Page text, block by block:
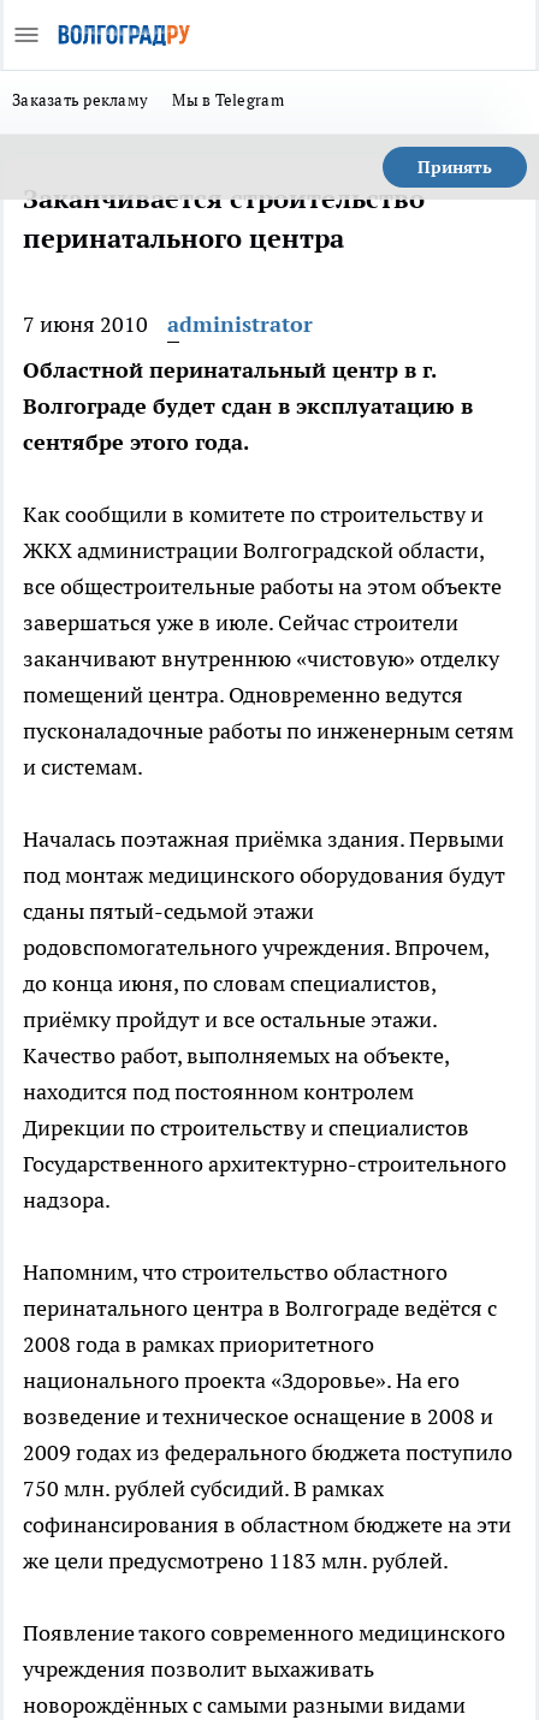
Заказать рекламу Мы в Telegram
Принять
Заканчивается строительство
перинатального центра
7 июня 2010
administrator
Областной перинатальный центр в г.
Волгограде будет сдан в эксплуатацию в
сентябре этого года.
Как сообщили в комитете по строительству и
ЖКХ администрации Волгоградской области,
все общестроительные работы на этом объекте
завершаться уже в июле. Сейчас строители
заканчивают внутреннюю «чистовую» отделку
помещений центра. Одновременно ведутся
пусконаладочные работы по инженерным сетям
и системам.
Началась поэтажная приёмка здания. Первыми
под монтаж медицинского оборудования будут
сданы пятый-седьмой этажи
родовспомогательного учреждения. Впрочем,
до конца июня, по словам специалистов,
приёмку пройдут и все остальные этажи.
Качество работ, выполняемых на объекте,
находится под постоянном контролем
Дирекции по строительству и специалистов
Государственного архитектурно-строительного
надзора.
Напомним, что строительство областного
перинатального центра в Волгограде ведётся с
2008 года в рамках приоритетного
национального проекта «Здоровье». На его
возведение и техническое оснащение в 2008 и
2009 годах из федерального бюджета поступило
750 млн. рублей субсидий. В рамках
софинансирования в областном бюджете на эти
же цели предусмотрено 1183 млн. рублей.
Появление такого современного медицинского
учреждения позволит выхаживать
новорождённых с самыми разными видами